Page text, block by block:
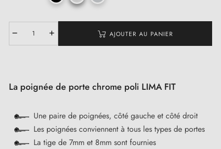
AJOUTER AU PANIER
La poignée de porte chrome poli LIMA FIT
Une paire de poignées, côté gauche et côté droit
Les poignées conviennent à tous les types de portes
La tige de 7mm et 8mm sont fournies